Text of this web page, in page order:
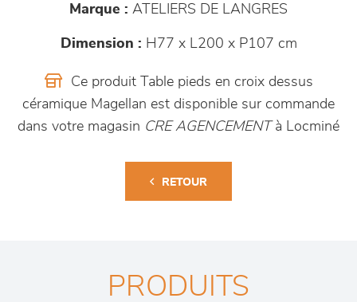
Marque : ATELIERS DE LANGRES
Dimension : H77 x L200 x P107 cm
Ce produit Table pieds en croix dessus
céramique Magellan est disponible sur commande
dans votre magasin CRE AGENCEMENTà Locminé
RETOUR
PRODUITS